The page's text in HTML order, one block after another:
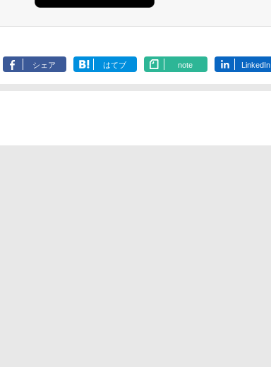
シェア はてブ note LinkedIn